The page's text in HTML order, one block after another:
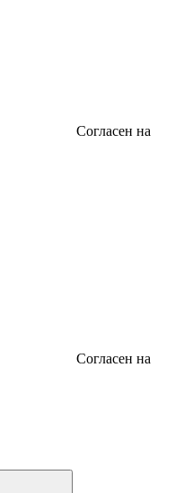
Согласен на
Согласен на